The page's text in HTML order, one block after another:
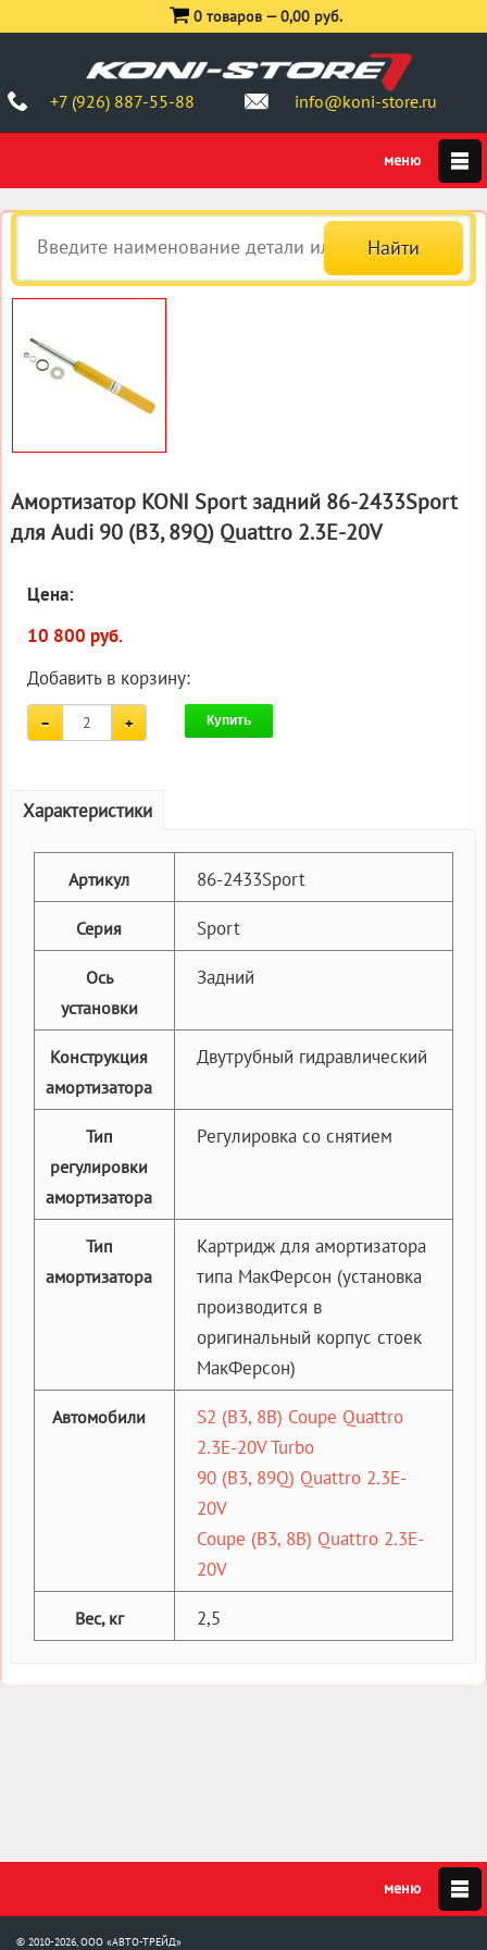
+7 (926) 887-55-88 info@koni-store.ru
0 товаров —0,00 руб.
Амортизатор KONI Sport задний 86-2433Sport
для Audi 90 (B3, 89Q) Quattro 2.3E-20V
Цена:
10 800 руб.
Добавить в корзину:
Купить
Характеристики
Артикул 86-2433Sport
Серия Sport
Ось
установки
Задний
Конструкция
амортизатора
Двутрубный гидравлический
Тип
регулировки
амортизатора
Регулировка со снятием
Тип
амортизатора
Картридж для амортизатора
типа МакФерсон (установка
производится в
оригинальный корпус стоек
МакФерсон)
Автомобили
S2 (B3, 8B) Coupe Quattro
2.3E-20V Turbo
90 (B3, 89Q) Quattro 2.3E-
20V
Coupe (B3, 8B) Quattro 2.3E-
20V
Вес, кг 2,5
© 2010-2026, ООО «АВТО-ТРЕЙД»